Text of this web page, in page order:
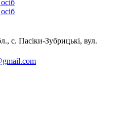
с. Пасіки-Зубрицькі, вул.